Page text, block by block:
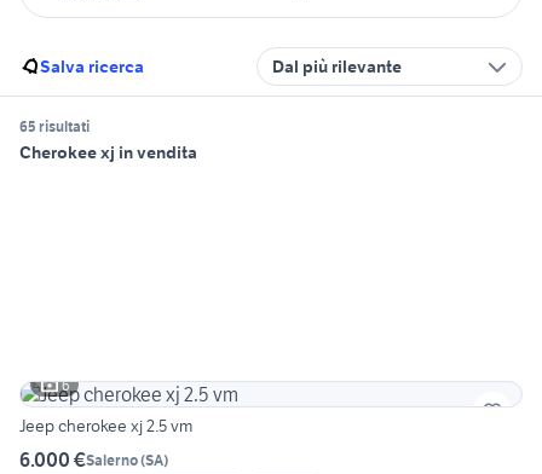
Salva ricerca Dal più rilevante
65 risultati
Cherokee xj in vendita
6
Jeep cherokee xj 2.5 vm
6.000 €Salerno(SA)